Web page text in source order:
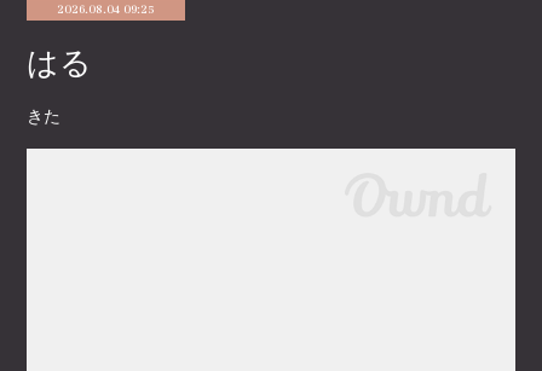
2026.08.04 09:25
はる
きた